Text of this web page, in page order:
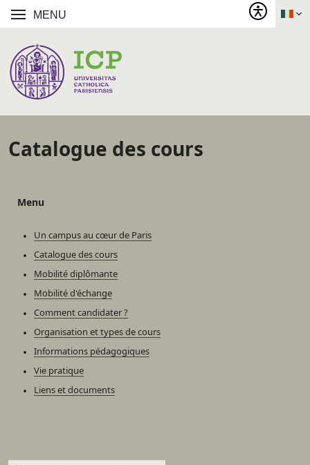
MENU
Catalogue des cours
Menu
Un campus au cœur de Paris
Catalogue des cours
Mobilité diplômante
Mobilité d'échange
Comment candidater ?
Organisation et types de cours
Informations pédagogiques
Vie pratique
Liens et documents